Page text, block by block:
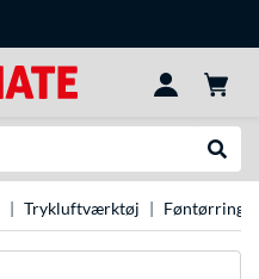
Trykluftværktøj